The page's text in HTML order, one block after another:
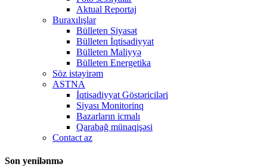
Aktual Reportaj
Buraxılışlar
Bülleten Siyasət
Bülleten İqtisadiyyat
Bülleten Maliyyə
Bülleten Energetika
Söz istəyirəm
ASTNA
İqtisadiyyat Göstəriciləri
Siyası Monitorinq
Bazarların icmalı
Qarabağ münaqişəsi
Contact az
Son yenilənmə